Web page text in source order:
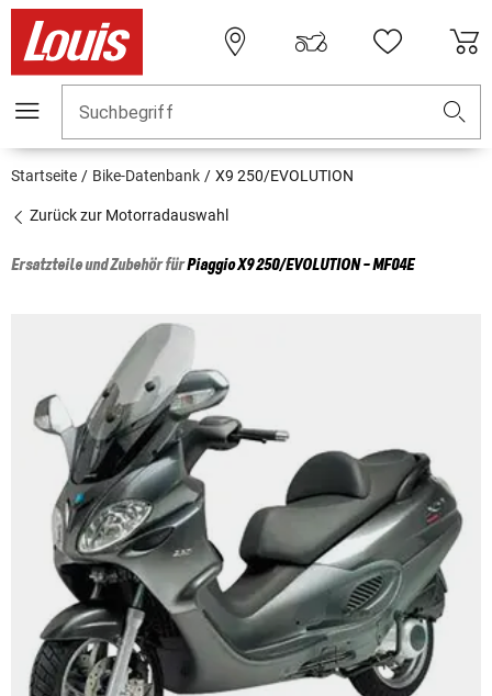
Suchbegriff
Startseite Bike-Datenbank X9 250/EVOLUTION
Zurück zur Motorradauswahl
Ersatzteile und Zubehör fürPiaggioX9 250/EVOLUTION - MF04E